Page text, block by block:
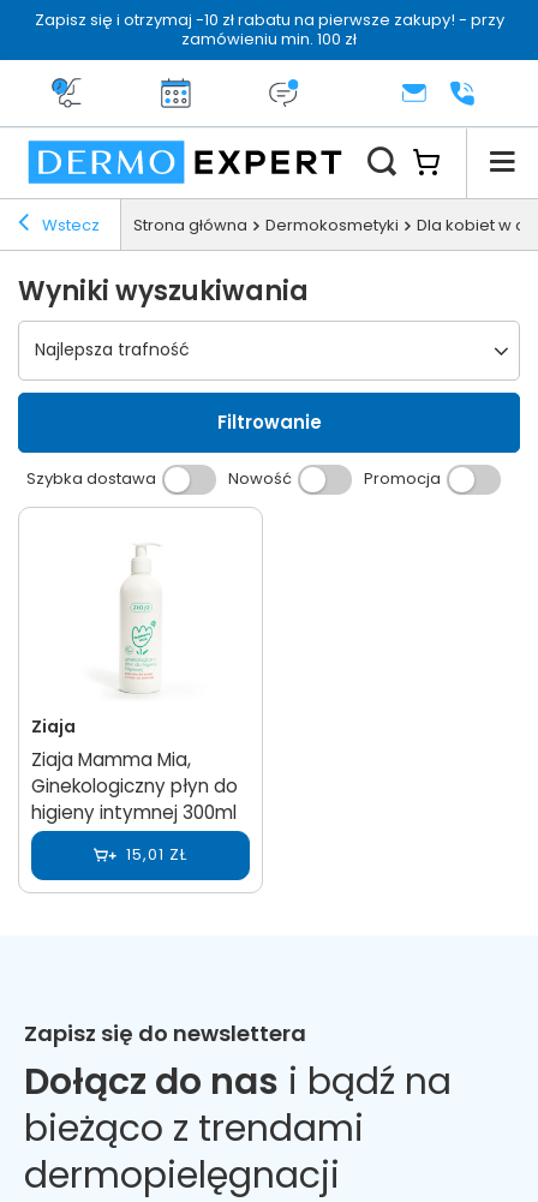
Zapisz się i otrzymaj -10 zł rabatu na pierwsze zakupy! - przy
zamówieniu min. 100 zł
Darmowa dostawa od 199 zł
14 dni na zwrotDermo konsultacjaKONTAKT+48 222
Wstecz Strona główna Dermokosmetyki Dla kobiet w
Wyniki wyszukiwania
Wybierz sortowanie
Najlepsza trafność
Filtrowanie
Szybka dostawa Nowość Promocja
Ziaja
Ziaja Mamma Mia,
Ginekologiczny płyn do
higieny intymnej 300ml
15,01 ZŁ
Zapisz się do newslettera
Dołącz do nas i bądź na
bieżąco z trendami
dermopielęgnacji